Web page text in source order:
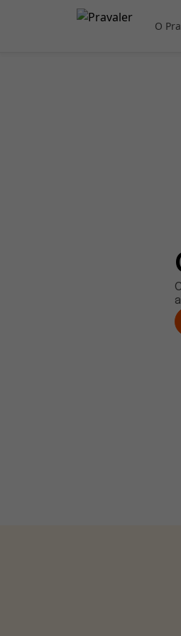
Pular para o conteúdo principal
O